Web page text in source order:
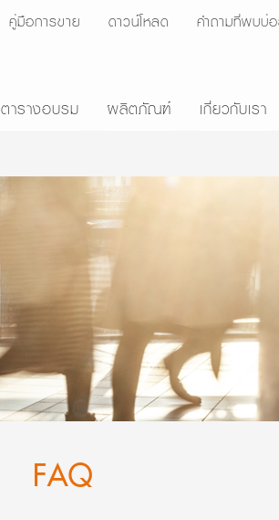
คู่มือการขาย ดาวน์โหลด คำถามที่พบบ่
ตารางอบรม ผลิตภัณฑ์ เกี่ยวกับเรา
FAQ